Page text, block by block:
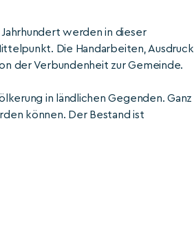
Jahrhundert werden in dieser
Die Handarbeiten, Ausdruck
der Verbundenheit zur Gemeinde.
in ländlichen Gegenden. Ganz
können. Der Bestand ist